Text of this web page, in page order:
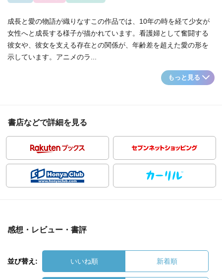
成長と愛の物語が織りなすこの作品では、10年の時を経て少女が
女性へと成長する様子が描かれています。看護婦として奮闘する
彼女や、彼女を支える存在との関係が、年齢差を超えた愛の形を
示しています。アニメのラ...
もっと見る
書店などで詳細を見る
感想・レビュー・書評
並び替え: いいね順 新着順